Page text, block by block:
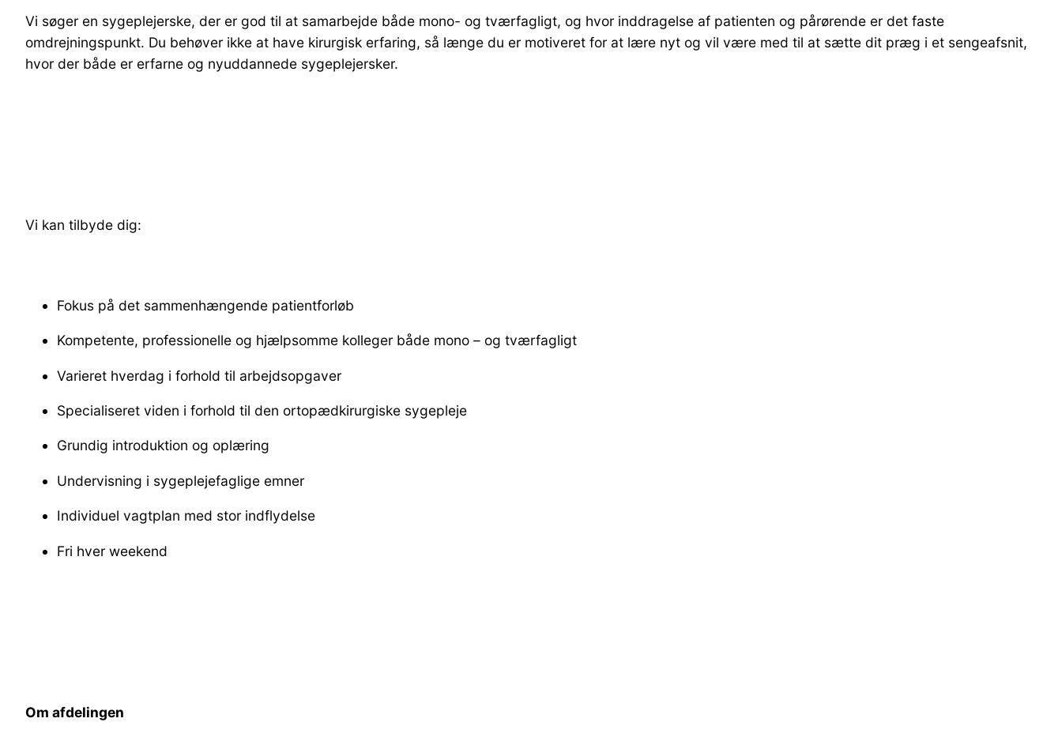
Vi søger en sygeplejerske, der er god til at samarbejde både mono- og tværfagligt, og hvor inddragelse af patienten og pårørende er det faste
omdrejningspunkt. Du behøver ikke at have kirurgisk erfaring, så længe du er motiveret for at lære nyt og vil være med til at sætte dit præg i et sengeafsnit,
hvor der både er erfarne og nyuddannede sygeplejersker.
Vi kan tilbyde dig:
Fokus på det sammenhængende patientforløb
Kompetente, professionelle og hjælpsomme kolleger både mono – og tværfagligt
Varieret hverdag i forhold til arbejdsopgaver
Specialiseret viden i forhold til den ortopædkirurgiske sygepleje
Grundig introduktion og oplæring
Undervisning i sygeplejefaglige emner
Individuel vagtplan med stor indflydelse
Fri hver weekend
Om afdelingen